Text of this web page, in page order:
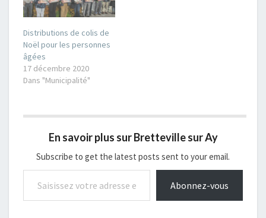
Distributions de colis de
Noël pour les personnes
âgées
17 décembre 2020
Dans "Municipalité"
En savoir plus sur Bretteville sur Ay
Subscribe to get the latest posts sent to your email.
Saisissez votre adresse e-mail…
Abonnez-vous